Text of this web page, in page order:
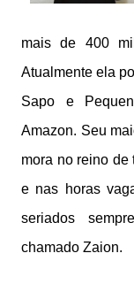
mais de 400
Atualmente ela
Sapo e
Amazon. Seu
mora no reino de
e nas horas
seriados
chamado Zaion.